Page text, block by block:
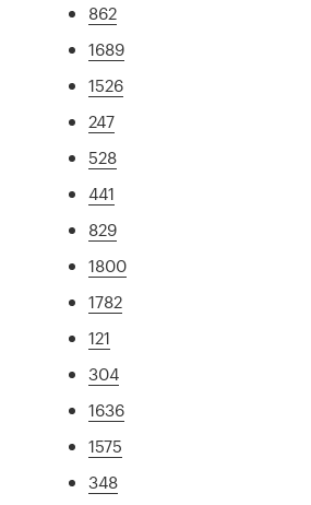
862
1689
1526
247
528
441
829
1800
1782
121
304
1636
1575
348